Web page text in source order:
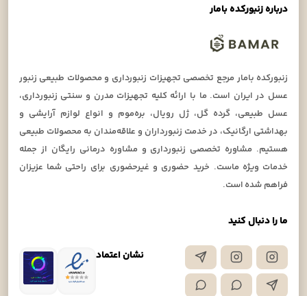
ما را دنبال کنید
نشان اعتماد
درباره زنبورکده بامار
زنبورکده بامار مرجع تخصصی تجهیزات زنبورداری و محصولات طبیعی زنبور
عسل در ایران است. ما با ارائه کلیه تجهیزات مدرن و سنتی زنبورداری،
عسل طبیعی، گرده گل، ژل رویال، بره‌موم و انواع لوازم آرایشی و
بهداشتی ارگانیک، در خدمت زنبورداران و علاقه‌مندان به محصولات طبیعی
هستیم. مشاوره تخصصی زنبورداری و مشاوره درمانی رایگان از جمله
خدمات ویژه ماست. خرید حضوری و غیرحضوری برای راحتی شما عزیزان
فراهم شده است.